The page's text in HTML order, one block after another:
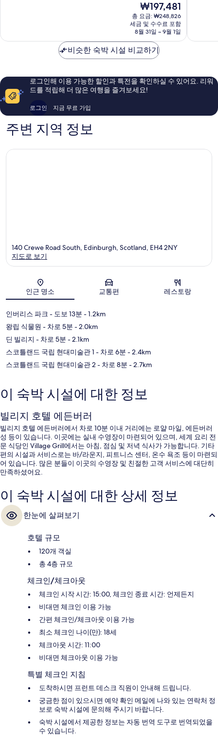
이
스
르
핀
륭
용
기
1,520
현
재
요
금
₩197,481
₩197,481
총 요금: ₩248,826
세금 및 수수료 포함
8월 31일 ~ 9월 1일
러
워
터
훌
이
용
비슷한 숙박 시설 비교하기
로그인해 이용 가능한 할인과 특전을 확인하실 수 있어요. 리워
드를 적립해 더 많은 여행을 즐겨보세요!
로그인 지금 무료 가입
주변 지역 정보
지도
140 Crewe Road South, Edinburgh, Scotland, EH4 2NY
지도로 보기
인근 명소 교통편 레스토랑
인버리스 파크 - 도보 13분 - 1.2km
왕립 식물원 - 차로 5분 - 2.0km
딘 빌리지 - 차로 5분 - 2.1km
스코틀랜드 국립 현대미술관 1 - 차로 6분 - 2.4km
스코틀랜드 국립 현대미술관 2 - 차로 8분 - 2.7km
이 숙박 시설에 대한 정보
빌리지 호텔 에든버러
빌리지 호텔 에든버러에서 차로 10분 이내 거리에는 로얄 마일, 에든버러
성 등이 있습니다. 이곳에는 실내 수영장이 마련되어 있으며, 세계 요리 전
문 식당인 Village Grill에서는 아침, 점심 및 저녁 식사가 가능합니다. 기타
편의 시설과 서비스로는 바/라운지, 피트니스 센터, 온수 욕조 등이 마련되
어 있습니다. 많은 분들이 이곳의 수영장 및 친절한 고객 서비스에 대단히
만족하셨어요.
이 숙박 시설에 대한 상세 정보
한눈에 살펴보기
호텔 규모
120개 객실
총 4층 규모
체크인/체크아웃
체크인 시작 시간: 15:00, 체크인 종료 시간: 언제든지
비대면 체크인 이용 가능
간편 체크인/체크아웃 이용 가능
최소 체크인 나이(만): 18세
체크아웃 시간: 11:00
비대면 체크아웃 이용 가능
특별 체크인 지침
도착하시면 프런트 데스크 직원이 안내해 드립니다.
궁금한 점이 있으시면 예약 확인 메일에 나와 있는 연락처 정
보로 숙박 시설에 문의해 주시기 바랍니다.
숙박 시설에서 제공한 정보는 자동 번역 도구로 번역되었을
수 있습니다.